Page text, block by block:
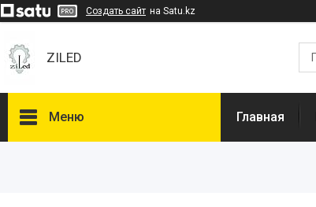
Создать сайт на Satu.kz
ZILED
Меню Главная